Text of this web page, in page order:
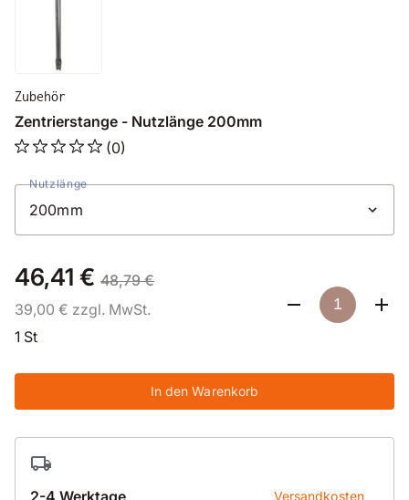
Zubehör
Zentrierstange - Nutzlänge 200mm
(0)
Nutzlänge
46,41 € 48,79 €
39,00 € zzgl. MwSt.
1 St
In den Warenkorb
2-4 Werktage Versandkosten